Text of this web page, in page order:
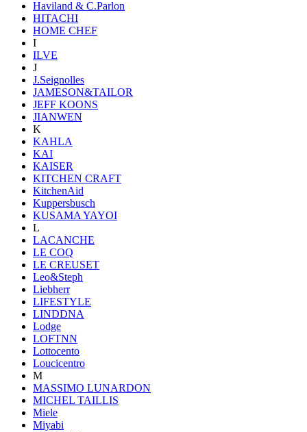
Haviland & C.Parlon
HITACHI
HOME CHEF
I
ILVE
J
J.Seignolles
JAMESON&TAILOR
JEFF KOONS
JIANWEN
K
KAHLA
KAI
KAISER
KITCHEN CRAFT
KitchenAid
Kuppersbusch
KUSAMA YAYOI
L
LACANCHE
LE COQ
LE CREUSET
Leo&Steph
Liebherr
LIFESTYLE
LINDDNA
Lodge
LOFTNN
Lottocento
Loucicentro
M
MASSIMO LUNARDON
MICHEL TAILLIS
Miele
Miyabi